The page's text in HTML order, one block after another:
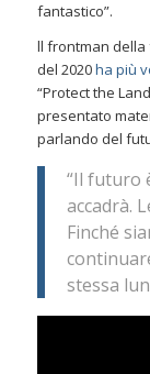
fantastico”.
ll frontman della
del 2020ha più
“Protect the
presentato
parlando del
“Il futuro
accadrà.
Finché
stessa